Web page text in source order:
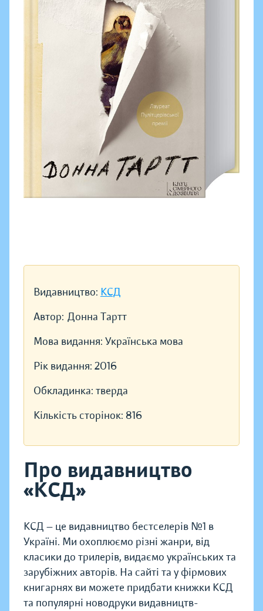
Видавництво: КСД
Автор: Донна Тартт
Мова видання: Українська мова
Рік видання: 2016
Обкладинка: тверда
Кількість сторінок: 816
Про видавництво
«КСД»
КСД — це видавництво бестселерів №1 в
Україні. Ми охоплюємо різні жанри, від
класики до трилерів, видаємо українських та
зарубіжних авторів. На сайті та у фірмових
книгарнях ви можете придбати книжки КСД
та популярні новодруки видавництв-